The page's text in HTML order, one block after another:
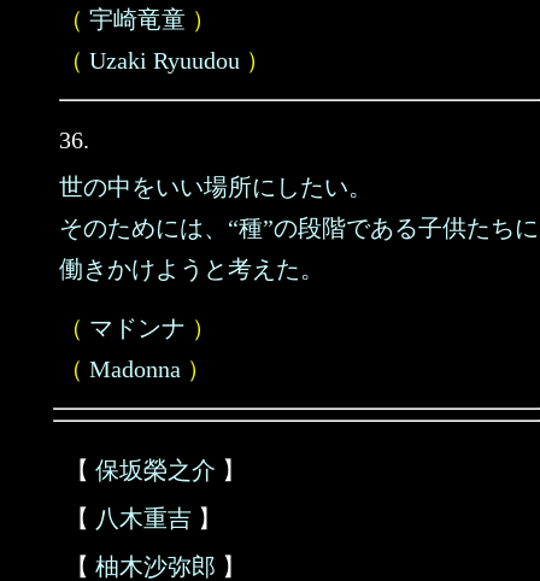
（ 宇崎竜童 ）
（ Uzaki Ryuudou ）
36.
世の中をいい場所にしたい。
そのためには、“種”の段階である子供たちに
働きかけようと考えた。
（ マドンナ ）
（ Madonna ）
【 保坂榮之介 】
【 八木重吉 】
【 柚木沙弥郎 】